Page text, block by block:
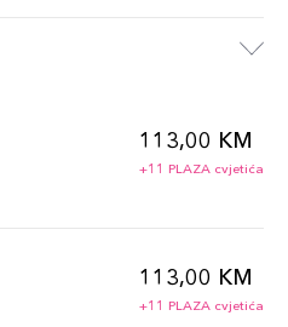
113,00 KM
+11 PLAZA cvjetića
113,00 KM
+11 PLAZA cvjetića